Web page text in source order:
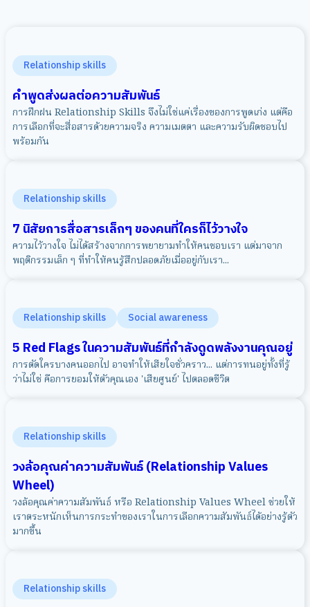
Relationship skills
คำพูดส่งผลต่อความสัมพันธ์
การฝึกฝน Relationship Skills จึงไม่ใช่แค่เรื่องของการพูดเก่ง แต่คือ
การเลือกที่จะสื่อสารด้วยความจริง ความเมตตา และความรับผิดชอบไป
พร้อมกัน
Relationship skills
7 นิสัยการสื่อสารเล็กๆ ของคนที่ใครก็ไว้วางใจ
ความไว้วางใจ ไม่ได้สร้างจากการพยายามทำให้คนชอบเรา แต่มาจาก
พฤติกรรมเล็ก ๆ ที่ทำให้คนรู้สึกปลอดภัยเมื่ออยู่กับเรา...
Relationship skills Social awareness
5 Red Flags ในความสัมพันธ์ที่กำลังดูดพลังงานคุณอยู่
การตัดใครบางคนออกไป อาจทำให้เสียใจชั่วคราว... แต่การทนอยู่ทั้งที่รู้
ว่าไม่ใช่ คือการยอมให้ตัวคุณเอง 'เสียศูนย์' ไปตลอดชีวิต
Relationship skills
วงล้อคุณค่าความสัมพันธ์ (Relationship Values
Wheel)
วงล้อคุณค่าความสัมพันธ์ หรือ Relationship Values Wheel ช่วยให้
เราตระหนักเห็นการกระทำของเราในการเลือกความสัมพันธ์ได้อย่างรู้ตัว
มากขึ้น
Relationship skills